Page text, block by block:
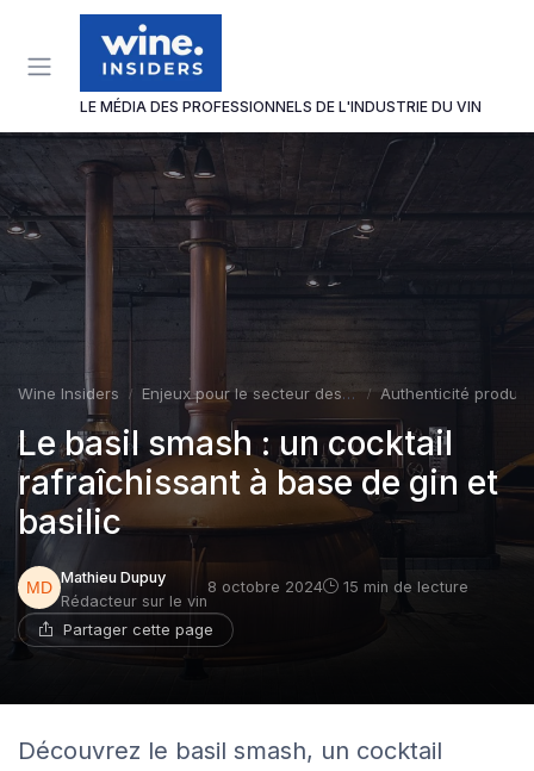
LE MÉDIA DES PROFESSIONNELS DE L'INDUSTRIE DU VIN
Wine Insiders Enjeux pour le secteur des vins et spiritueux Authenticité produits
Le basil smash : un cocktail
rafraîchissant à base de gin et
basilic
Mathieu Dupuy
Rédacteur sur le vin
8 octobre 2024 15 min de lecture
Partager cette page
Découvrez le basil smash, un cocktail
Panneau de gestion des cookies